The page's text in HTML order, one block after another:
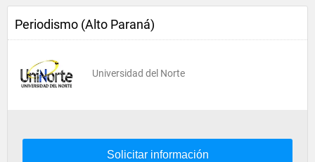
Periodismo (Alto Paraná)
Universidad del Norte
Solicitar información